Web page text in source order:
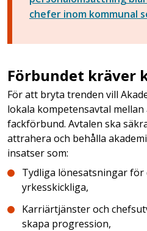
chefer inom kommunal
Förbundet kräver
För att bryta trenden vill
lokala kompetensavtal
fackförbund. Avtalen ska
attrahera och behålla
insatser som:
Tydliga lönesatsningar
yrkesskickliga,
Karriärtjänster och
skapa progression,